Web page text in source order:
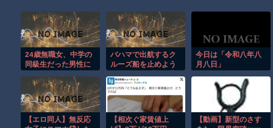
24歳無職女、中学の
同級生だった男性に
捕 全く親しくない
のに20回以上物品贈
る
バハマで出航するク
ルーズ船を止めよう
劇！！
今日は「令和八年八
月八日」
【エロ同人】無反応
【相次ぐ家賃値上
【動画】新型のさす